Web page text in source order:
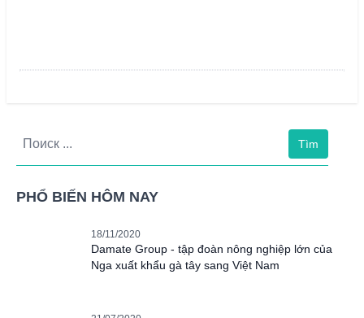
Tìm
PHỔ BIẾN HÔM NAY
18/11/2020
Damate Group - tập đoàn nông nghiệp lớn của
Nga xuất khẩu gà tây sang Việt Nam